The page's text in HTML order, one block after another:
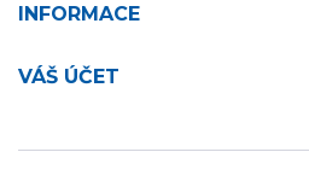
INFORMACE
VÁŠ ÚČET